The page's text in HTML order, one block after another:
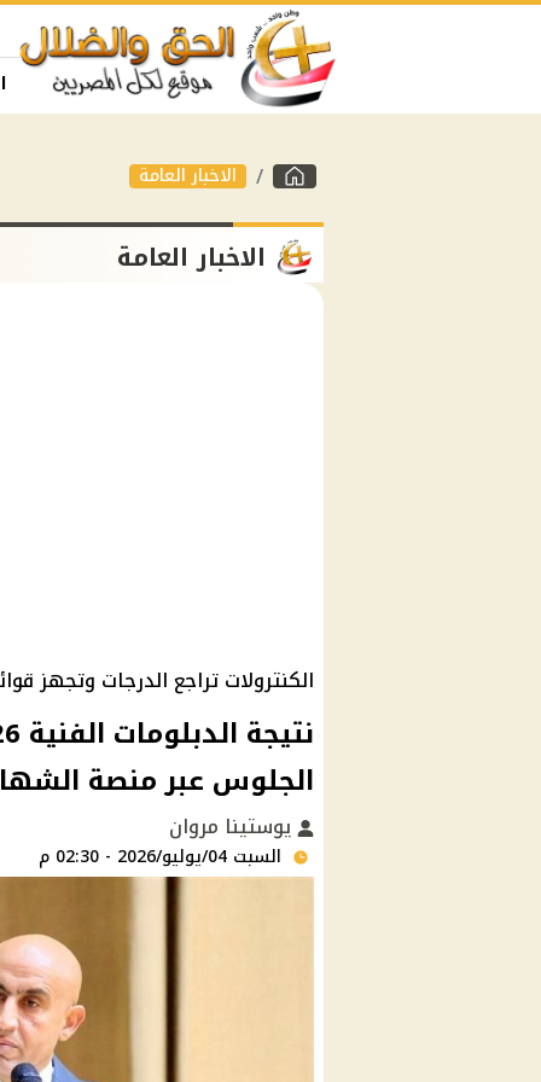
الاخبار العامة
الاخبار العامة
الكنترولات تراجع الدرجات وتجهز
الجلوس عبر منصة
يوستينا مروان
السبت 04/يوليو/2026 - 02:30 م